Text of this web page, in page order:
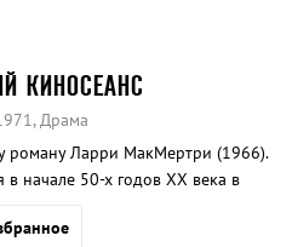
КИНОСЕАНС
Драма
роману Ларри МакМертри (1966).
в начале 50-х годов XX века в